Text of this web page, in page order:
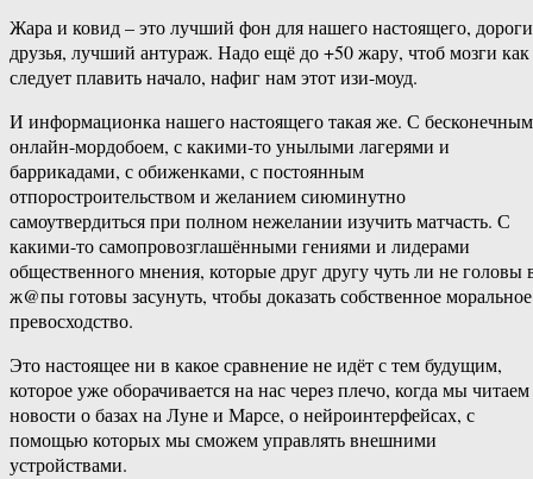
Жара и ковид – это лучший фон для нашего настоящего,
друзья, лучший антураж. Надо ещё до +50 жару, чтоб мозги как
следует плавить начало, нафиг нам этот изи-моуд.
И информационка нашего настоящего такая же. С бесконечным
онлайн-мордобоем, с какими-то унылыми лагерями и
баррикадами, с обиженками, с постоянным
отпоростроительством и желанием сиюминутно
самоутвердиться при полном нежелании изучить матчасть. С
какими-то самопровозглашёнными гениями и лидерами
общественного мнения, которые друг другу чуть ли не головы
ж@пы готовы засунуть, чтобы доказать собственное моральное
превосходство.
Это настоящее ни в какое сравнение не идёт с тем будущим,
которое уже оборачивается на нас через плечо, когда мы читаем
новости о базах на Луне и Марсе, о нейроинтерфейсах, с
помощью которых мы сможем управлять внешними
устройствами.